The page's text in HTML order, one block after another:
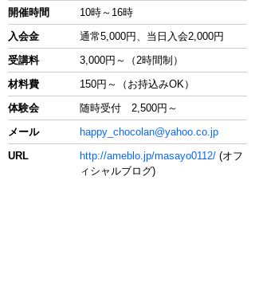
開催時間
10時～16時
入会金
通常5,000円、当日入会2,000円
受講料
3,000円～（2時間制）
材料費
150円～（お持込みOK）
体験会
随時受付 2,500円～
メール
happy_chocolan@yahoo.co.jp
URL
http://ameblo.jp/masayo0112/ (オフ
ィシャルブログ)